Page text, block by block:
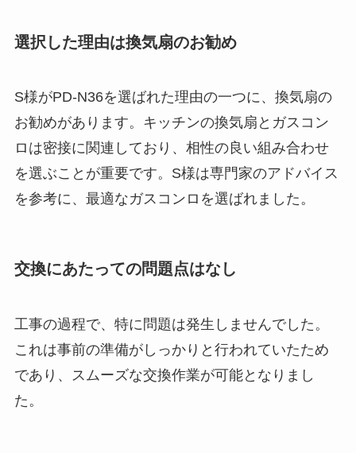
選択した理由は換気扇のお勧め
S様がPD-N36を選ばれた理由の一つに、換気扇の
お勧めがあります。キッチンの換気扇とガスコン
ロは密接に関連しており、相性の良い組み合わせ
を選ぶことが重要です。S様は専門家のアドバイス
を参考に、最適なガスコンロを選ばれました。
交換にあたっての問題点はなし
工事の過程で、特に問題は発生しませんでした。
これは事前の準備がしっかりと行われていたため
であり、スムーズな交換作業が可能となりまし
た。